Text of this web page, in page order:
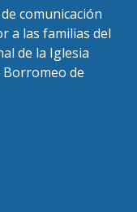
comunicación
a las familias del
de la Iglesia
Borromeo de